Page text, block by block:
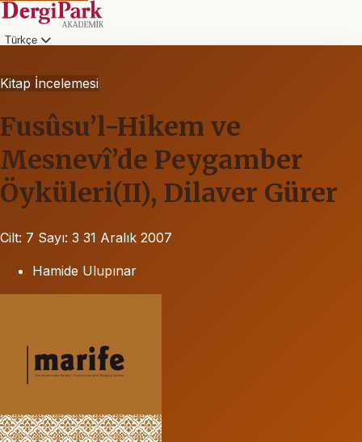
Türkçe
Kitap İncelemesi
Fusûsu’l-Hikem ve
Mesnevî’de Peygamber
Öyküleri(II), Dilaver Gürer
Cilt: 7 Sayı: 3 31 Aralık 2007
Hamide Ulupınar